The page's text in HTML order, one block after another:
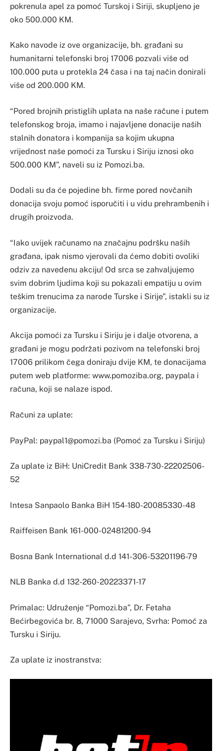
pokrenula apel za pomoć Turskoj i Siriji, skupljeno je
oko 500.000 KM.
Kako navode iz ove organizacije, bh. građani su
humanitarni telefonski broj 17006 pozvali više od
100.000 puta u protekla 24 časa i na taj način donirali
više od 200.000 KM.
“Pored brojnih pristiglih uplata na naše račune i putem
telefonskog broja, imamo i najavljene donacije naših
stalnih donatora i kompanija sa kojim ukupna
vrijednost naše pomoći za Tursku i Siriju iznosi oko
500.000 KM”, naveli su iz Pomozi.ba.
Dodali su da će pojedine bh. firme pored novčanih
donacija svoju pomoć isporučiti i u vidu prehrambenih i
drugih proizvoda.
“Iako uvijek računamo na značajnu podršku naših
građana, ipak nismo vjerovali da ćemo dobiti ovoliki
odziv za navedenu akciju! Od srca se zahvaljujemo
svim dobrim ljudima koji su pokazali empatiju u ovim
teškim trenucima za narode Turske i Sirije”, istakli su iz
organizacije.
Akcija pomoći za Tursku i Siriju je i dalje otvorena, a
građani je mogu podržati pozivom na telefonski broj
17006 prilikom čega doniraju dvije KM, te donacijama
putem web platforme: www.pomoziba.org, paypala i
računa, koji se nalaze ispod.
Računi za uplate:
PayPal: paypal1@pomozi.ba (Pomoć za Tursku i Siriju)
Za uplate iz BiH: UniCredit Bank 338-730-22202506-
52
Intesa Sanpaolo Banka BiH 154-180-20085330-48
Raiffeisen Bank 161-000-02481200-94
Bosna Bank International d.d 141-306-53201196-79
NLB Banka d.d 132-260-20223371-17
Primalac: Udruženje “Pomozi.ba”, Dr. Fetaha
Bećirbegovića br. 8, 71000 Sarajevo, Svrha: Pomoć za
Tursku i Siriju.
Za uplate iz inostranstva: